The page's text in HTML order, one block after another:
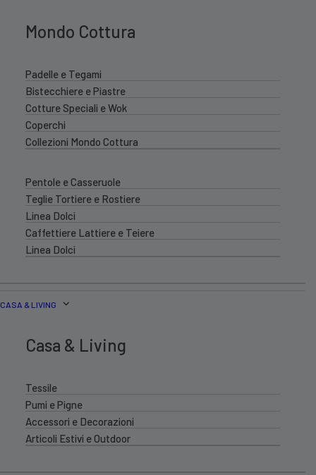
Mondo Cottura
Padelle e Tegami
Bistecchiere e Piastre
Cotture Speciali e Wok
Coperchi
Collezioni Mondo Cottura
Pentole e Casseruole
Teglie Tortiere e Rostiere
Linea Dolci
Caffettiere Lattiere e Teiere
Linea Dolci
CASA & LIVING
Casa & Living
Tessile
Pumi e Pigne
Accessori e Decorazioni
Articoli Estivi e Outdoor